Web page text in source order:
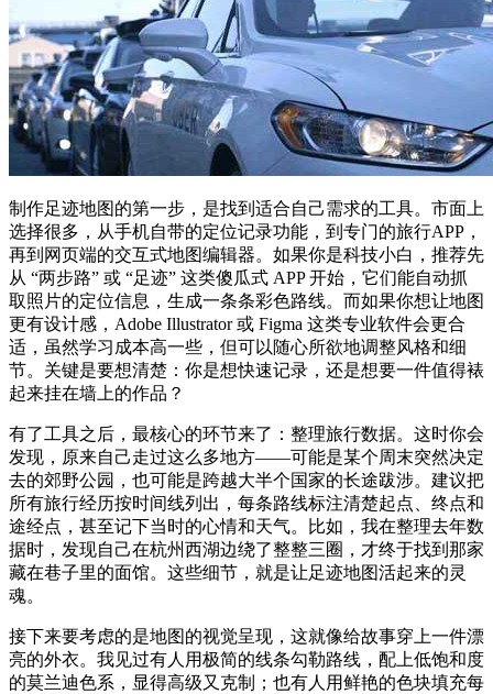
制作足迹地图的第一步，是找到适合自己需求的工具。市面上
选择很多，从手机自带的定位记录功能，到专门的旅行APP，
再到网页端的交互式地图编辑器。如果你是科技小白，推荐先
从 “两步路” 或 “足迹” 这类傻瓜式 APP 开始，它们能自动抓
取照片的定位信息，生成一条条彩色路线。而如果你想让地图
更有设计感，Adobe Illustrator 或 Figma 这类专业软件会更合
适，虽然学习成本高一些，但可以随心所欲地调整风格和细
节。关键是要想清楚：你是想快速记录，还是想要一件值得裱
起来挂在墙上的作品？
有了工具之后，最核心的环节来了：整理旅行数据。这时你会
发现，原来自己走过这么多地方——可能是某个周末突然决定
去的郊野公园，也可能是跨越大半个国家的长途跋涉。建议把
所有旅行经历按时间线列出，每条路线标注清楚起点、终点和
途经点，甚至记下当时的心情和天气。比如，我在整理去年数
据时，发现自己在杭州西湖边绕了整整三圈，才终于找到那家
藏在巷子里的面馆。这些细节，就是让足迹地图活起来的灵
魂。
接下来要考虑的是地图的视觉呈现，这就像给故事穿上一件漂
亮的外衣。我见过有人用极简的线条勾勒路线，配上低饱和度
的莫兰迪色系，显得高级又克制；也有人用鲜艳的色块填充每